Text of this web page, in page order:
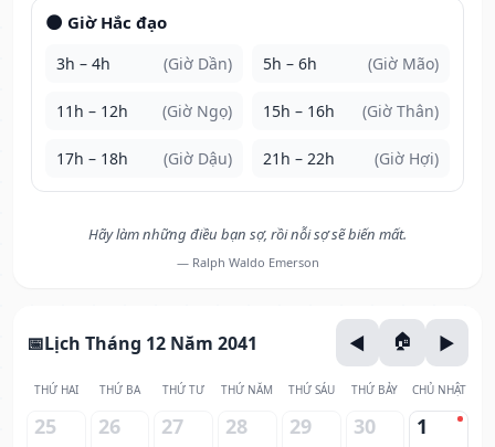
🌑 Giờ Hắc đạo
3h – 4h (Giờ Dần) 5h – 6h (Giờ Mão)
11h – 12h (Giờ Ngọ) 15h – 16h (Giờ Thân)
17h – 18h (Giờ Dậu) 21h – 22h (Giờ Hợi)
Hãy làm những điều bạn sợ, rồi nỗi sợ sẽ biến mất.
— Ralph Waldo Emerson
Lịch Tháng 12 Năm 2041
THỨ HAI THỨ BA THỨ TƯ THỨ NĂM THỨ SÁU THỨ BẢY CHỦ NHẬT
25 26 27 28 29 30 1